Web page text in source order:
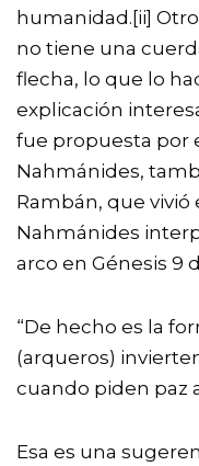
humanidad. [ii]
no tiene una
flecha, lo que lo
explicación
fue propuesta por
Nahmánides,
Rambán, que vivió
Nahmánides
arco en Génesis 9
“De hecho es la
(arqueros)
cuando piden paz
Esa es una